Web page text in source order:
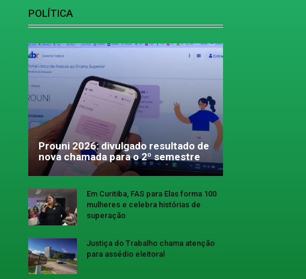
POLÍTICA
Prouni 2026: divulgado resultado de
nova chamada para o 2º semestre
Em Curitiba, FAS para Elas forma 100
mulheres e celebra histórias de
superação
Justiça do Trabalho chama atenção
para assédio eleitoral